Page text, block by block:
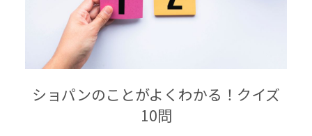
ショパンのことがよくわかる！クイズ
10問